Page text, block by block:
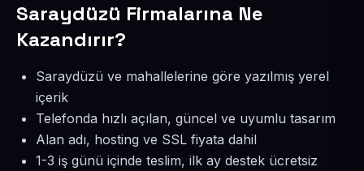
Saraydüzü Firmalarına Ne
Kazandırır?
Saraydüzü ve mahallelerine göre yazılmış yerel
içerik
Telefonda hızlı açılan, güncel ve uyumlu tasarım
Alan adı, hosting ve SSL fiyata dahil
1-3 iş günü içinde teslim, ilk ay destek ücretsiz